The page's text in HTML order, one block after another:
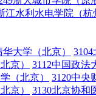
江水利水电学院（杭
华大学（北京）
京） 3112中国政法
（北京） 3120中央
京） 3130北京协和